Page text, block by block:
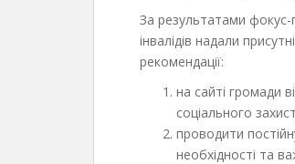
За результатами фокус-
інвалідів надали
рекомендації:
на сайті громади
соціального
проводити
необхідності та